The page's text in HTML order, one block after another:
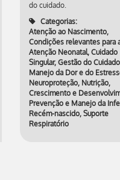
do cuidado.
Categorias:
Atenção ao Nascimento,
Condições relevantes para
Atenção Neonatal, Cuidado
Singular, Gestão do Cuidado
Manejo da Dor e do
Neuroproteção, Nutrição,
Crescimento e
Prevenção e Manejo da
Recém-nascido, Suporte
Respiratório